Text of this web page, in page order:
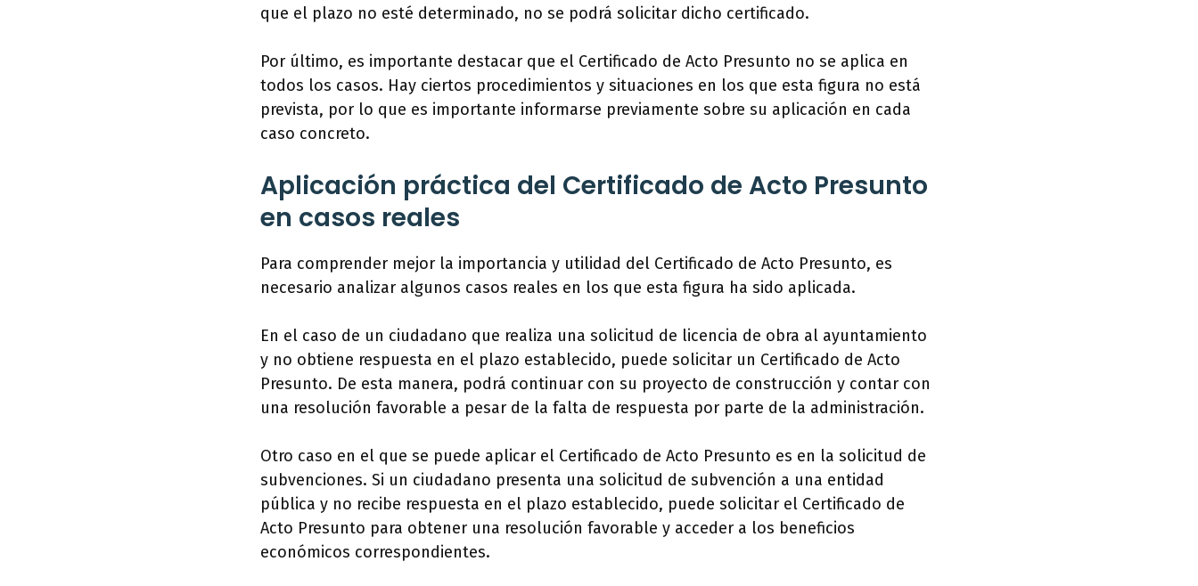
que el plazo no esté determinado, no se podrá solicitar dicho certificado.
Por último, es importante destacar que el Certificado de Acto Presunto no se aplica en
todos los casos. Hay ciertos procedimientos y situaciones en los que esta figura no está
prevista, por lo que es importante informarse previamente sobre su aplicación en cada
caso concreto.
Aplicación práctica del Certificado de Acto Presunto
en casos reales
Para comprender mejor la importancia y utilidad del Certificado de Acto Presunto, es
necesario analizar algunos casos reales en los que esta figura ha sido aplicada.
En el caso de un ciudadano que realiza una solicitud de licencia de obra al ayuntamiento
y no obtiene respuesta en el plazo establecido, puede solicitar un Certificado de Acto
Presunto. De esta manera, podrá continuar con su proyecto de construcción y contar con
una resolución favorable a pesar de la falta de respuesta por parte de la administración.
Otro caso en el que se puede aplicar el Certificado de Acto Presunto es en la solicitud de
subvenciones. Si un ciudadano presenta una solicitud de subvención a una entidad
pública y no recibe respuesta en el plazo establecido, puede solicitar el Certificado de
Acto Presunto para obtener una resolución favorable y acceder a los beneficios
económicos correspondientes.